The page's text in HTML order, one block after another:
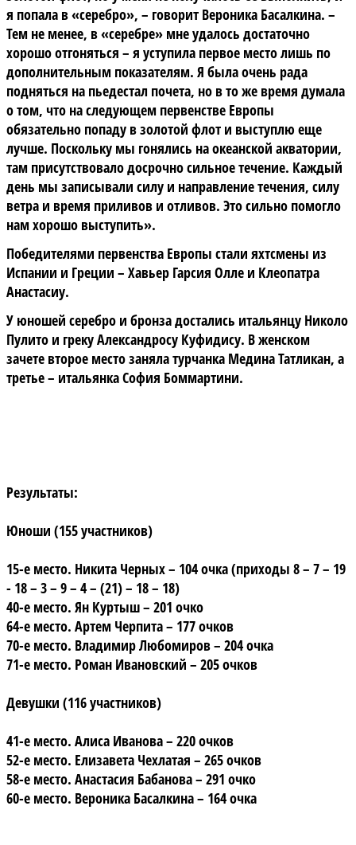
я попала в «серебро», – говорит Вероника Басалкина. –
Тем не менее, в «серебре» мне удалось достаточно
хорошо отгоняться – я уступила первое место лишь по
дополнительным показателям. Я была очень рада
подняться на пьедестал почета, но в то же время думала
о том, что на следующем первенстве Европы
обязательно попаду в золотой флот и выступлю еще
лучше. Поскольку мы гонялись на океанской акватории,
там присутствовало досрочно сильное течение. Каждый
день мы записывали силу и направление течения, силу
ветра и время приливов и отливов. Это сильно помогло
нам хорошо выступить».
Победителями первенства Европы стали яхтсмены из
Испании и Греции – Хавьер Гарсия Олле и Клеопатра
Анастасиу.
У юношей серебро и бронза достались итальянцу Николо
Пулито и греку Александросу Куфидису. В женском
зачете второе место заняла турчанка Медина Татликан, а
третье – итальянка София Боммартини.
Результаты:
Юноши (155 участников)
15-е место. Никита Черных – 104 очка (приходы 8 – 7 – 19
- 18 – 3 – 9 – 4 – (21) – 18 – 18)
40-е место. Ян Куртыш – 201 очко
64-е место. Артем Черпита – 177 очков
70-е место. Владимир Любомиров – 204 очка
71-е место. Роман Ивановский – 205 очков
Девушки (116 участников)
41-е место. Алиса Иванова – 220 очков
52-е место. Елизавета Чехлатая – 265 очков
58-е место. Анастасия Бабанова – 291 очко
60-е место. Вероника Басалкина – 164 очка